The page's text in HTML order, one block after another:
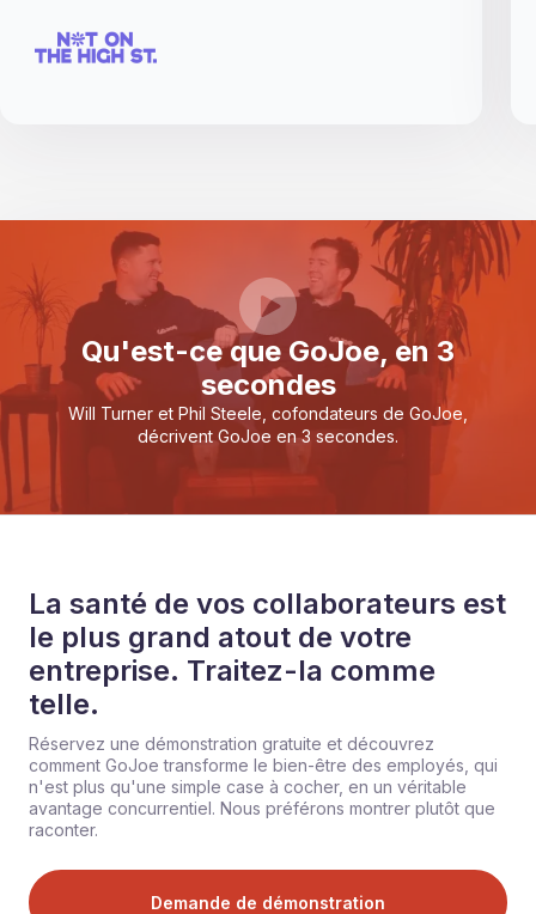
Qu'est-ce que GoJoe, en 3
secondes
Will Turner et Phil Steele, cofondateurs de GoJoe,
décrivent GoJoe en 3 secondes.
La santé de vos collaborateurs est
le plus grand atout de votre
entreprise. Traitez-la comme
telle.
Réservez une démonstration gratuite et découvrez
comment GoJoe transforme le bien-être des employés, qui
n'est plus qu'une simple case à cocher, en un véritable
avantage concurrentiel. Nous préférons montrer plutôt que
raconter.
Demande de démonstration